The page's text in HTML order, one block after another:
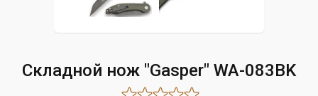
Складной нож "Gasper" WA-083BK